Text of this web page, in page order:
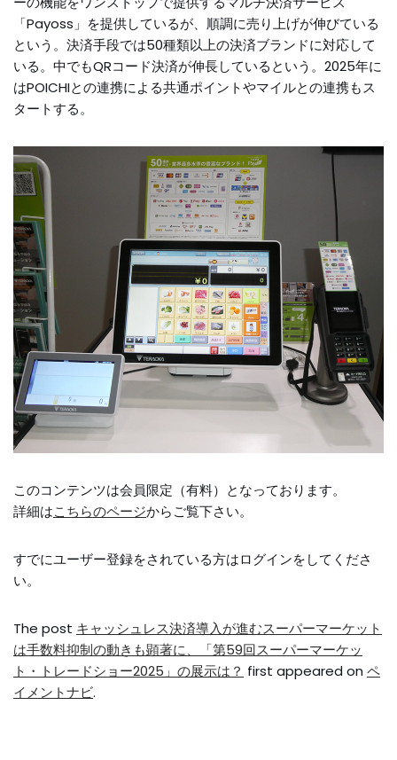
「Payoss」を提供しているが、順調に売り上げが伸びている
という。決済手段では50種類以上の決済ブランドに対応して
いる。中でもQRコード決済が伸長しているという。2025年に
はPOICHIとの連携による共通ポイントやマイルとの連携もス
タートする。
このコンテンツは会員限定（有料）となっております。
詳細はこちらのページからご覧下さい。
すでにユーザー登録をされている方はログインをしてくださ
い。
The post キャッシュレス決済導入が進むスーパーマーケット
は手数料抑制の動きも顕著に、「第59回スーパーマーケッ
ト・トレードショー2025」の展示は？ first appeared on ペ
イメントナビ.